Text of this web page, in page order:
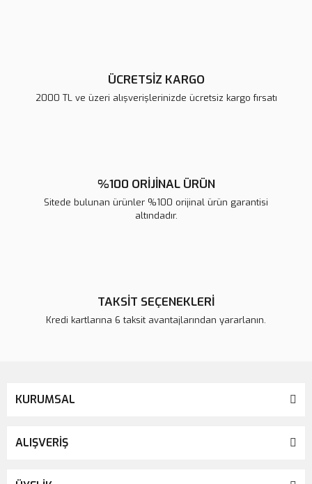
ÜCRETSİZ KARGO
2000 TL ve üzeri alışverişlerinizde ücretsiz kargo fırsatı
%100 ORİJİNAL ÜRÜN
Sitede bulunan ürünler %100 orijinal ürün garantisi
altındadır.
TAKSİT SEÇENEKLERİ
Kredi kartlarına 6 taksit avantajlarından yararlanın.
KURUMSAL
ALIŞVERİŞ